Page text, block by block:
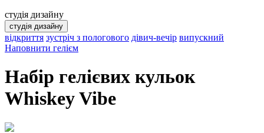
студія дизайну
студія дизайну
відкриття зустріч з пологового дівич-вечір випускний
Наповнити гелієм
Набір гелієвих кульок
Whiskey Vibe